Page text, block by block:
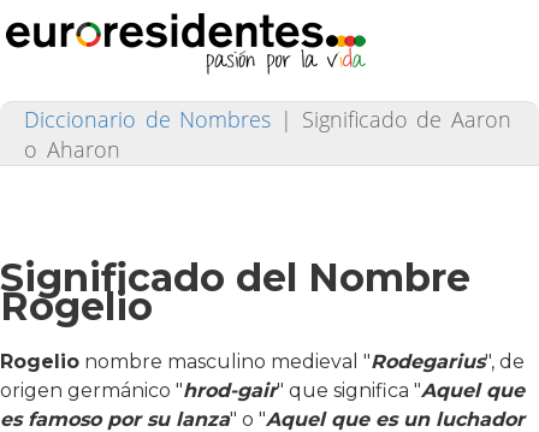
Diccionario de Nombres | Significado de Aaron
o Aharon
Significado del Nombre
Rogelio
Rogelio nombre masculino medieval "Rodegarius", de
origen germánico "hrod-gair" que significa "Aquel que
es famoso por su lanza" o "Aquel que es un luchador